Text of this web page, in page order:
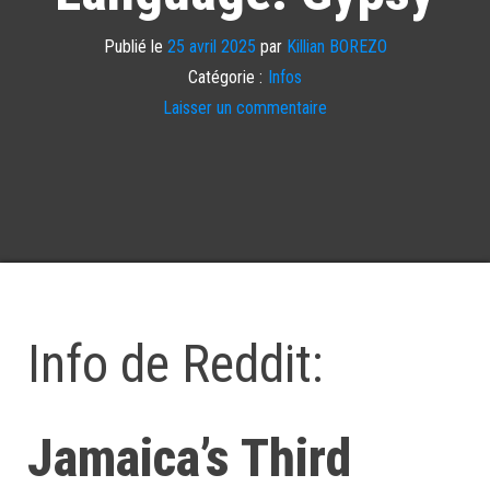
Publié le 25 avril 2025 par Killian BOREZO
Catégorie : Infos
Laisser un commentaire
Info de Reddit:
Jamaica’s Third